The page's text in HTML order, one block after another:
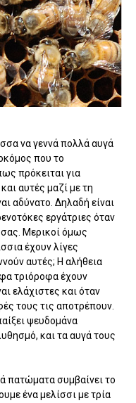
να γεννά πολλά αυγά
που το
πρόκειται για
αυτές μαζί με τη
αδύνατο. Δηλαδή είναι
εργάτριες όταν
Μερικοί όμως
έχουν λίγες
αυτές; Η αλήθεια
τριόροφα έχουν
ελάχιστες και όταν
τους τις αποτρέπουν.
ψευδομάνα
και τα αυγά τους
πατώματα συμβαίνει το
ένα μελίσσι με τρία